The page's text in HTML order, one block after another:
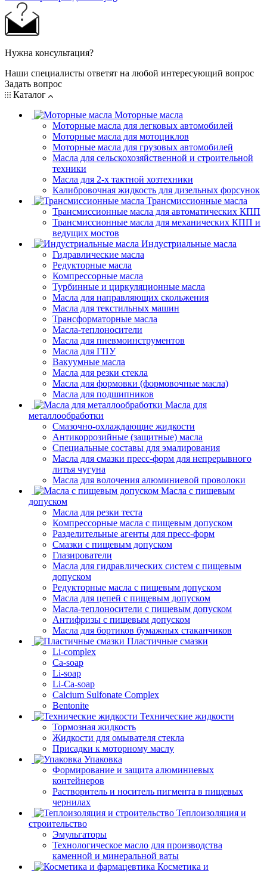
Нужна консультация?
Наши специалисты ответят на любой интересующий вопрос
Задать вопрос
Каталог
Моторные масла
Моторные масла для легковых автомобилей
Моторные масла для мотоциклов
Моторные масла для грузовых автомобилей
Масла для сельскохозяйственной и строительной
техники
Масла для 2-х тактной хозтехники
Калибровочная жидкость для дизельных форсунок
Трансмиссионные масла
Трансмиссионные масла для автоматических КПП
Трансмиссионные масла для механических КПП и
ведущих мостов
Индустриальные масла
Гидравлические масла
Редукторные масла
Компрессорные масла
Турбинные и циркуляционные масла
Масла для направляющих скольжения
Масла для текстильных машин
Трансформаторные масла
Масла-теплоносители
Масла для пневмоинструментов
Масла для ГПУ
Вакуумные масла
Масла для резки стекла
Масла для формовки (формовочные масла)
Масла для подшипников
Масла для
металлообработки
Смазочно-охлаждающие жидкости
Антикоррозийные (защитные) масла
Специальные составы для эмалирования
Масла для смазки пресс-форм для непрерывного
литья чугуна
Масла для волочения алюминиевой проволоки
Масла с пищевым
допуском
Масла для резки теста
Компрессорные масла с пищевым допуском
Разделительные агенты для пресс-форм
Смазки с пищевым допуском
Глазирователи
Масла для гидравлических систем с пищевым
допуском
Редукторные масла с пищевым допуском
Масла для цепей с пищевым допуском
Масла-теплоносители с пищевым допуском
Антифризы с пищевым допуском
Масла для бортиков бумажных стаканчиков
Пластичные смазки
Li-complex
Ca-soap
Li-soap
Li-Ca-soap
Calcium Sulfonate Complex
Bentonite
Технические жидкости
Тормозная жидкость
Жидкости для омывателя стекла
Присадки к моторному маслу
Упаковка
Формирование и защита алюминиевых
контейнеров
Растворитель и носитель пигмента в пищевых
чернилах
Теплоизоляция и
строительство
Эмульгаторы
Технологическое масло для производства
каменной и минеральной ваты
Косметика и